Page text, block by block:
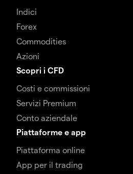
Indici
Forex
Commodities
Azioni
Scopri i CFD
Costi e commissioni
Servizi Premium
Conto aziendale
Piattaforme e app
Piattaforma online
App per il trading